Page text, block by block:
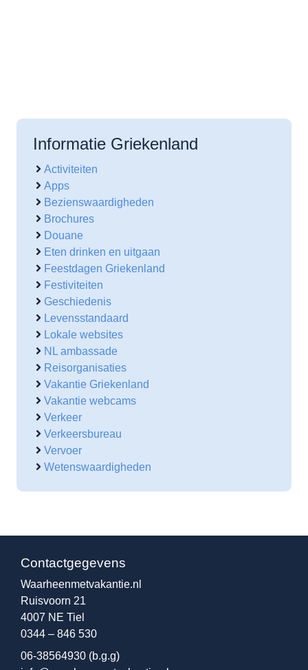
Informatie Griekenland
Activiteiten
Apps
Bezienswaardigheden
Brochures
Douane
Eten drinken en uitgaan
Feestdagen Griekenland
Festiviteiten
Geschiedenis
Levensstandaard
Lokale websites
NL ambassade
Reisorganisaties
Vakantie Griekenland
Vakantie webcams
Verkeer
Verkeersbureau
Vervoer
Wetenswaardigheden
Contactgegevens
Waarheenmetvakantie.nl
Ruisvoorn 21
4007 NE Tiel
0344 – 846 530
06-38564930 (b.g.g)